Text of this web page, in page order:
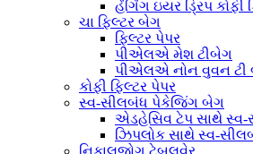
હેંગિંગ ઇયર ડ્રિપ કોફી
ચા ફિલ્ટર બેગ
ફિલ્ટર પેપર
પીએલએ મેશ ટીબેગ
પીએલએ નોન વુવન ટી
કોફી ફિલ્ટર પેપર
સ્વ-સીલબંધ પેકેજિંગ બેગ
એડહેસિવ ટેપ સાથે
ઝિપલોક સાથે સ્વ-
નિકાલજોગ ટેબલવેર